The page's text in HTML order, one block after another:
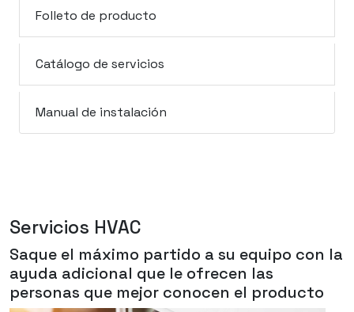
Folleto de producto
Catálogo de servicios
Manual de instalación
Servicios HVAC
Saque el máximo partido a su equipo con la
ayuda adicional que le ofrecen las
personas que mejor conocen el producto